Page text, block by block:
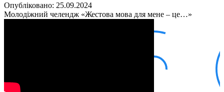
Кадрові зміни
Працевлаштування
Про глухих
Опубліковано: 25.09.2024
Молодіжний челендж «Жестова мова для мене – це…»